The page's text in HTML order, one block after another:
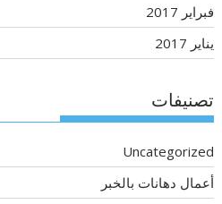
فبراير 2017
يناير 2017
تصنيفات
Uncategorized
أعمال دهانات بالخبر